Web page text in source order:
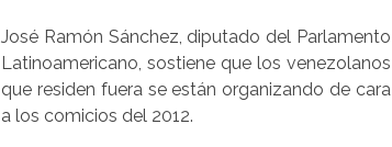
José Ramón Sánchez, diputado del Parlamento
Latinoamericano, sostiene que los venezolanos
que residen fuera se están organizando de cara
a los comicios del 2012.